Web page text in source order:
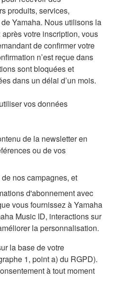
produits, services,
Yamaha. Nous utilisons la
votre inscription, vous
de confirmer votre
n’est reçue dans
sont bloquées et
dans un délai d’un mois.
vos données
de la newsletter en
ou de vos
nos campagnes, et
d'abonnement avec
vous fournissez à Yamaha
Music ID, interactions sur
la personnalisation.
la base de votre
1, point a) du RGPD).
à tout moment